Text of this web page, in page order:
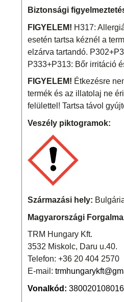
Biztonsági
FIGYELEM! H317:
esetén tartsa kéznél a
elzárva tartandó.
P333+P313: Bőr irritáció
FIGYELEM! Étkezésre
termék és az illatolaj ne
felülettel! Tartsa távol
Veszély piktogramok:
Származási hely:
Magyarországi
TRM Hungary Kft.
3532 Miskolc, Daru u.40.
Telefon: +36 20 404 2570
E-mail:
Vonalkód: